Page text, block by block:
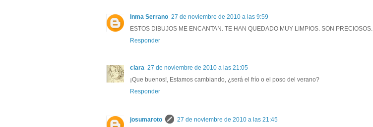
Inma Serrano 27 de noviembre de 2010 a las 9:59
ESTOS DIBUJOS ME ENCANTAN. TE HAN QUEDADO MUY LIMPIOS. SON PRECIOSOS.
Responder
clara 27 de noviembre de 2010 a las 21:05
¡Que buenos!, Estamos cambiando, ¿será el frío o el poso del verano?
Responder
josumaroto
27 de noviembre de 2010 a las 21:45